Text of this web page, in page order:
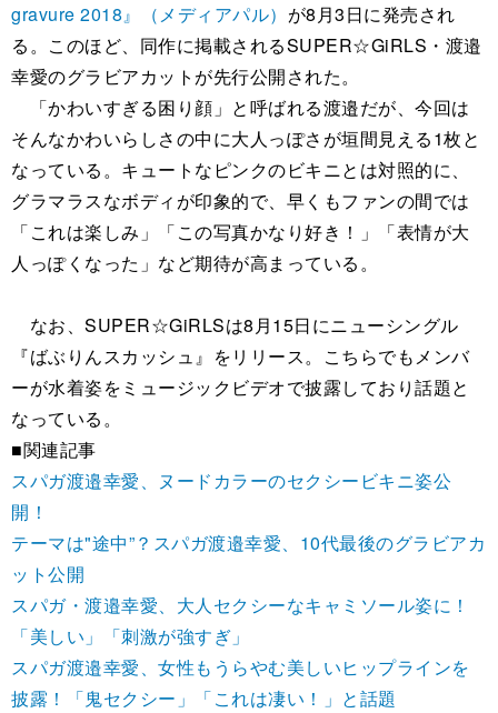
gravure 2018』（メディアパル） が8月3日に発売され
る。このほど、同作に掲載されるSUPER☆GiRLS・渡邉
幸愛のグラビアカットが先行公開された。
「かわいすぎる困り顔」と呼ばれる渡邉だが、今回は
そんなかわいらしさの中に大人っぽさが垣間見える1枚と
なっている。キュートなピンクのビキニとは対照的に、
グラマラスなボディが印象的で、早くもファンの間では
「これは楽しみ」「この写真かなり好き！」「表情が大
人っぽくなった」など期待が高まっている。
なお、SUPER☆GiRLSは8月15日にニューシングル
『ばぶりんスカッシュ』をリリース。こちらでもメンバ
ーが水着姿をミュージックビデオで披露しており話題と
なっている。
■関連記事
スパガ渡邉幸愛、ヌードカラーのセクシービキニ姿公
開！
テーマは"途中”？スパガ渡邉幸愛、10代最後のグラビアカ
ット公開
スパガ・渡邉幸愛、大人セクシーなキャミソール姿に！
「美しい」「刺激が強すぎ」
スパガ渡邉幸愛、女性もうらやむ美しいヒップラインを
披露！「鬼セクシー」「これは凄い！」と話題